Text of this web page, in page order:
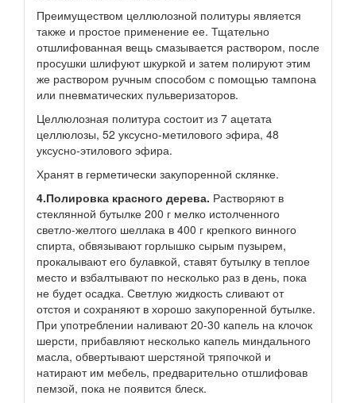
Преимуществом целлюлозной политуры является
также и простое применение ее. Тщательно
отшлифованная вещь смазывается раствором, после
просушки шлифуют шкуркой и затем полируют этим
же раствором ручным способом с помощью тампона
или пневматических пульверизаторов.
Целлюлозная политура состоит из 7 ацетата
целлюлозы, 52 уксусно-метилового эфира, 48
уксусно-этилового эфира.
Хранят в герметически закупоренной склянке.
4.Полировка красного дерева. Растворяют в
стеклянной бутылке 200 г мелко истолченного
светло-желтого шеллака в 400 г крепкого винного
спирта, обвязывают горлышко сырым пузырем,
прокалывают его булавкой, ставят бутылку в теплое
место и взбалтывают по несколько раз в день, пока
не будет осадка. Светлую жидкость сливают от
отстоя и сохраняют в хорошо закупоренной бутылке.
При употреблении наливают 20-30 капель на клочок
шерсти, прибавляют несколько капель миндального
масла, обвертывают шерстяной тряпочкой и
натирают им мебель, предварительно отшлифовав
пемзой, пока не появится блеск.